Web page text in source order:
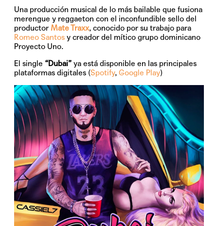
Una producción musical de lo más bailable que fusiona
merengue y reggaeton con el inconfundible sello del
productor Mate Traxx, conocido por su trabajo para
Romeo Santos y creador del mítico grupo dominicano
Proyecto Uno.
El single “Dubai”ya está disponible en las principales
plataformas digitales (Spotify,Google Play)